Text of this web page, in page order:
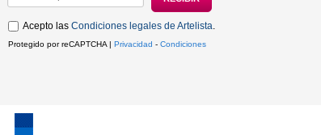
Acepto las Condiciones legales de Artelista.
Protegido por reCAPTCHA | Privacidad - Condiciones